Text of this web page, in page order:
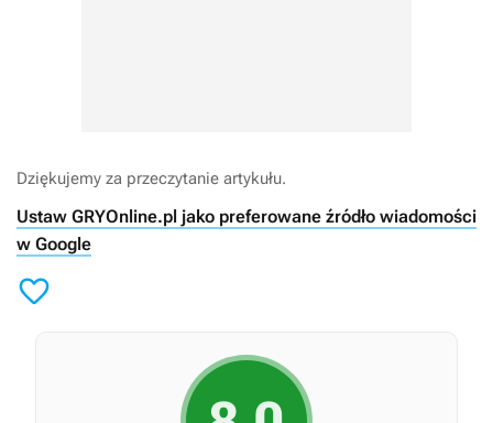
Dziękujemy za przeczytanie artykułu.
Ustaw GRYOnline.pl jako preferowane źródło wiadomości
w Google
